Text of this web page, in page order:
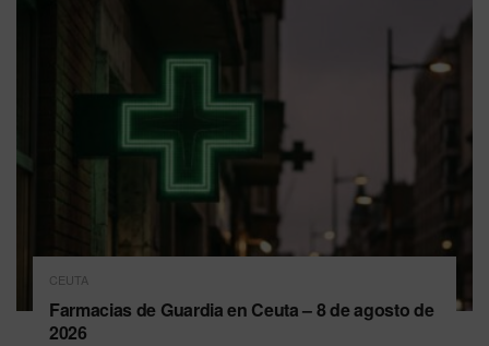
CEUTA
Farmacias de Guardia en Ceuta – 8 de agosto de
2026